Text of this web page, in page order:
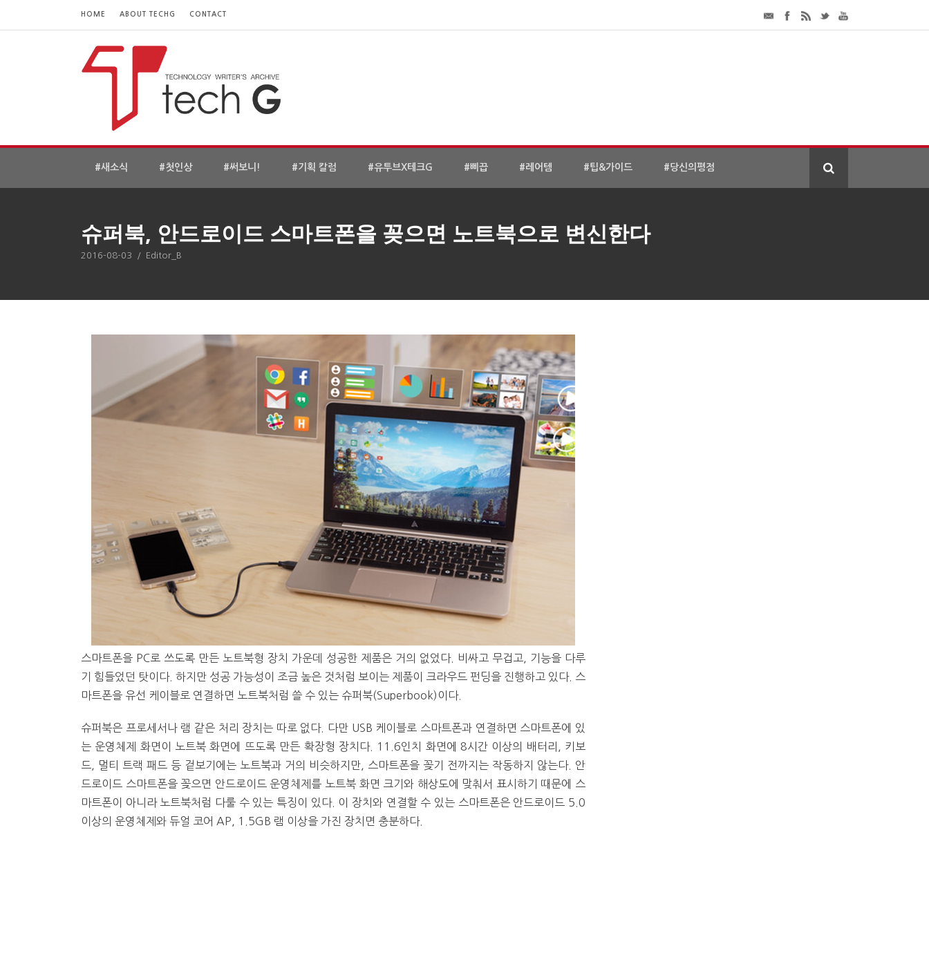
HOME ABOUT TECHG CONTACT
#새소식 #첫인상 #써보니! #기획 칼럼 #유투브X테크G #삐끕 #레어템 #팁&가이드 #당신의평점
슈퍼북, 안드로이드 스마트폰을 꽂으면 노트북으로 변신한다
2016-08-03 / Editor_B
스마트폰을 PC로 쓰도록 만든 노트북형 장치 가운데 성공한 제품은 거의 없었다. 비싸고 무겁고, 기능을 다루
기 힘들었던 탓이다. 하지만 성공 가능성이 조금 높은 것처럼 보이는 제품이 크라우드 펀딩을 진행하고 있다. 스
마트폰을 유선 케이블로 연결하면 노트북처럼 쓸 수 있는 슈퍼북(Superbook)이다.
슈퍼북은 프로세서나 램 같은 처리 장치는 따로 없다. 다만 USB 케이블로 스마트폰과 연결하면 스마트폰에 있
는 운영체제 화면이 노트북 화면에 뜨도록 만든 확장형 장치다. 11.6인치 화면에 8시간 이상의 배터리, 키보
드, 멀티 트랙 패드 등 겉보기에는 노트북과 거의 비슷하지만, 스마트폰을 꽂기 전까지는 작동하지 않는다. 안
드로이드 스마트폰을 꽂으면 안드로이드 운영체제를 노트북 화면 크기와 해상도에 맞춰서 표시하기 때문에 스
마트폰이 아니라 노트북처럼 다룰 수 있는 특징이 있다. 이 장치와 연결할 수 있는 스마트폰은 안드로이드 5.0
이상의 운영체제와 듀얼 코어 AP, 1.5GB 램 이상을 가진 장치면 충분하다.